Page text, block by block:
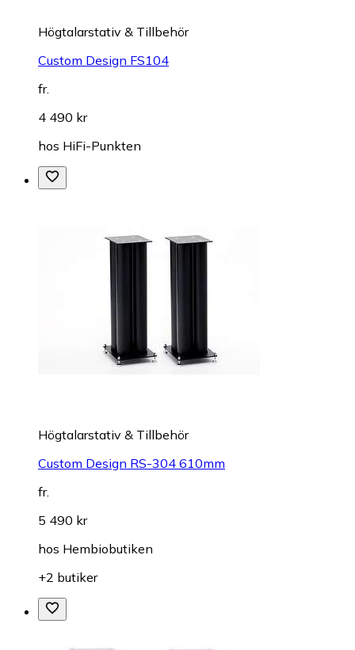
Högtalarstativ & Tillbehör
Custom Design FS104
fr.
4 490 kr
hos HiFi-Punkten
Högtalarstativ & Tillbehör
Custom Design RS-304 610mm
fr.
5 490 kr
hos Hembiobutiken
+2 butiker